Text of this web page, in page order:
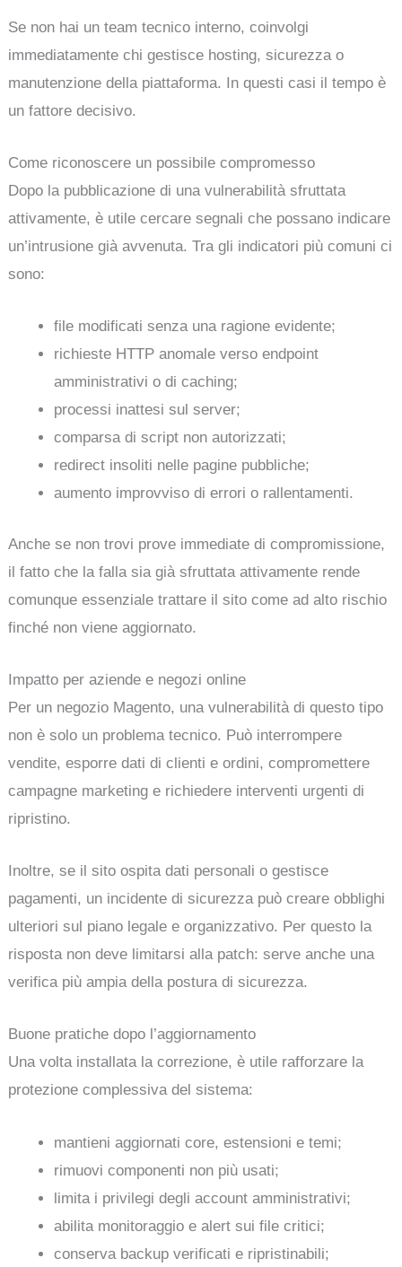
Se non hai un team tecnico interno, coinvolgi
immediatamente chi gestisce hosting, sicurezza o
manutenzione della piattaforma. In questi casi il tempo è
un fattore decisivo.
Come riconoscere un possibile compromesso
Dopo la pubblicazione di una vulnerabilità sfruttata
attivamente, è utile cercare segnali che possano indicare
un’intrusione già avvenuta. Tra gli indicatori più comuni ci
sono:
file modificati senza una ragione evidente;
richieste HTTP anomale verso endpoint
amministrativi o di caching;
processi inattesi sul server;
comparsa di script non autorizzati;
redirect insoliti nelle pagine pubbliche;
aumento improvviso di errori o rallentamenti.
Anche se non trovi prove immediate di compromissione,
il fatto che la falla sia già sfruttata attivamente rende
comunque essenziale trattare il sito come ad alto rischio
finché non viene aggiornato.
Impatto per aziende e negozi online
Per un negozio Magento, una vulnerabilità di questo tipo
non è solo un problema tecnico. Può interrompere
vendite, esporre dati di clienti e ordini, compromettere
campagne marketing e richiedere interventi urgenti di
ripristino.
Inoltre, se il sito ospita dati personali o gestisce
pagamenti, un incidente di sicurezza può creare obblighi
ulteriori sul piano legale e organizzativo. Per questo la
risposta non deve limitarsi alla patch: serve anche una
verifica più ampia della postura di sicurezza.
Buone pratiche dopo l’aggiornamento
Una volta installata la correzione, è utile rafforzare la
protezione complessiva del sistema:
mantieni aggiornati core, estensioni e temi;
rimuovi componenti non più usati;
limita i privilegi degli account amministrativi;
abilita monitoraggio e alert sui file critici;
conserva backup verificati e ripristinabili;